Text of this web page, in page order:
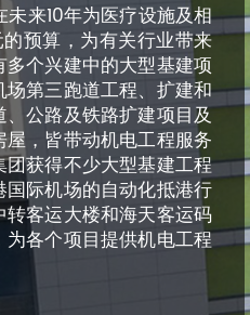
来10年为医疗设施及相
预算，为有关行业带来
个兴建中的大型基建项
第三跑道工程、扩建和
公路及铁路扩建项目及
，皆带动机电工程服务
获得不少大型基建工程
际机场的自动化抵港行
客运大楼和海天客运码
各个项目提供机电工程